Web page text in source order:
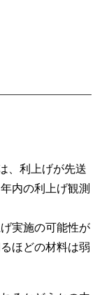
、利上げが先送
内の利上げ観測
実施の可能性が
ほどの材料は弱